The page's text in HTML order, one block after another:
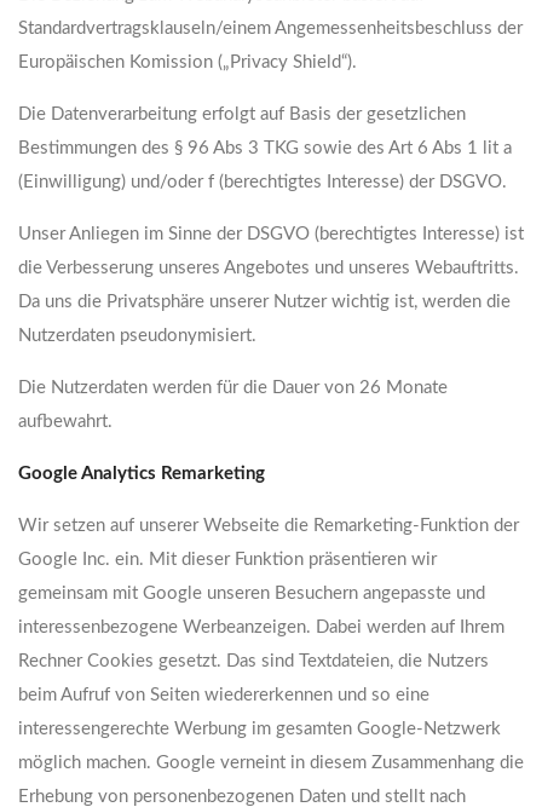
Standardvertragsklauseln/einem Angemessenheitsbeschluss der
Europäischen Komission („Privacy Shield“).
Die Datenverarbeitung erfolgt auf Basis der gesetzlichen
Bestimmungen des § 96 Abs 3 TKG sowie des Art 6 Abs 1 lit a
(Einwilligung) und/oder f (berechtigtes Interesse) der DSGVO.
Unser Anliegen im Sinne der DSGVO (berechtigtes Interesse) ist
die Verbesserung unseres Angebotes und unseres Webauftritts.
Da uns die Privatsphäre unserer Nutzer wichtig ist, werden die
Nutzerdaten pseudonymisiert.
Die Nutzerdaten werden für die Dauer von 26 Monate
aufbewahrt.
Google Analytics Remarketing
Wir setzen auf unserer Webseite die Remarketing-Funktion der
Google Inc. ein. Mit dieser Funktion präsentieren wir
gemeinsam mit Google unseren Besuchern angepasste und
interessenbezogene Werbeanzeigen. Dabei werden auf Ihrem
Rechner Cookies gesetzt. Das sind Textdateien, die Nutzers
beim Aufruf von Seiten wiedererkennen und so eine
interessengerechte Werbung im gesamten Google-Netzwerk
möglich machen. Google verneint in diesem Zusammenhang die
Erhebung von personenbezogenen Daten und stellt nach